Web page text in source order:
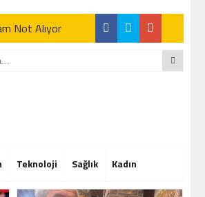
Not Alıyor
Not Alıyor
Teknoloji Sağlık Kadın